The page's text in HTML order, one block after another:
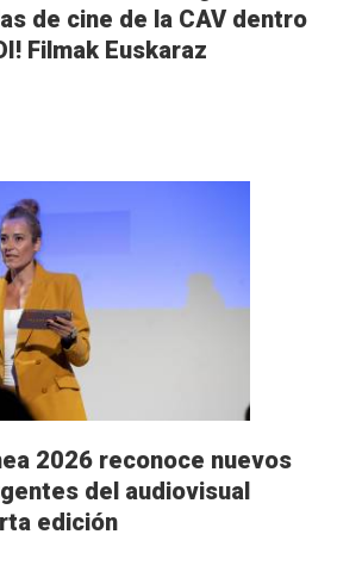
de cine de la CAV dentro
Filmak Euskaraz
2026 reconoce nuevos
del audiovisual
edición